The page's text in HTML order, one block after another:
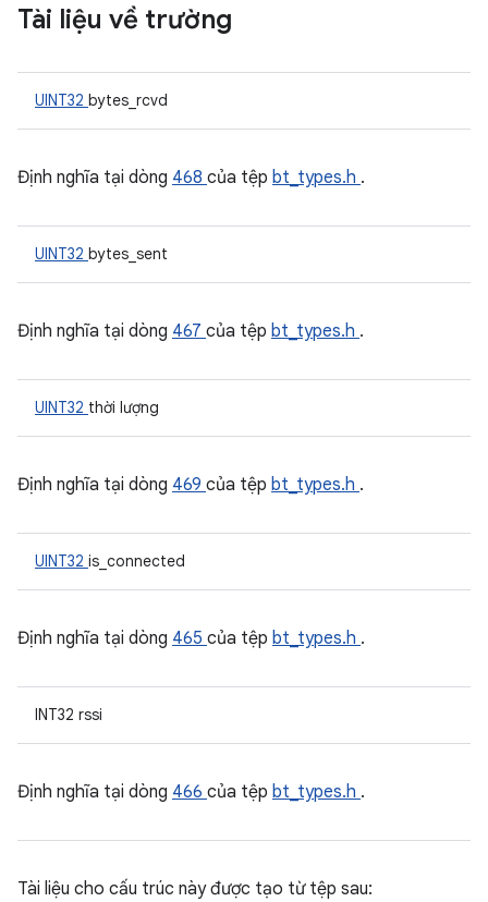
Tài liệu về trường
UINT32 bytes_rcvd
Định nghĩa tại dòng 468 của tệp bt_types.h .
UINT32 bytes_sent
Định nghĩa tại dòng 467 của tệp bt_types.h .
UINT32 thời lượng
Định nghĩa tại dòng 469 của tệp bt_types.h .
UINT32 is_connected
Định nghĩa tại dòng 465 của tệp bt_types.h .
INT32 rssi
Định nghĩa tại dòng 466 của tệp bt_types.h .
Tài liệu cho cấu trúc này được tạo từ tệp sau: